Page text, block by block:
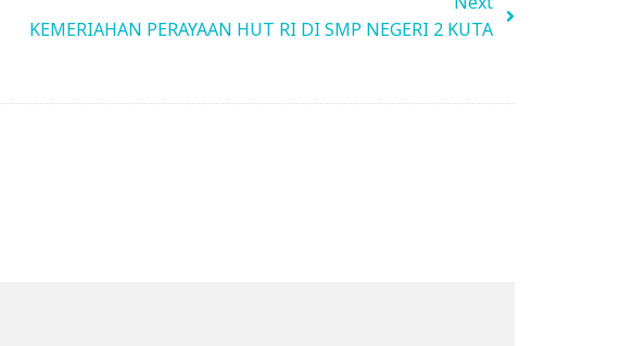
KEMERIAHAN PERAYAAN HUT RI DI SMP NEGERI 2 KUTA